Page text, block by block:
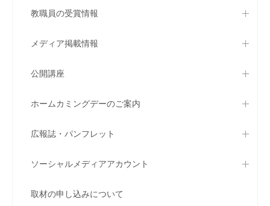
教職員の受賞情報
メディア掲載情報
公開講座
ホームカミングデーのご案内
広報誌・パンフレット
ソーシャルメディアアカウント
取材の申し込みについて